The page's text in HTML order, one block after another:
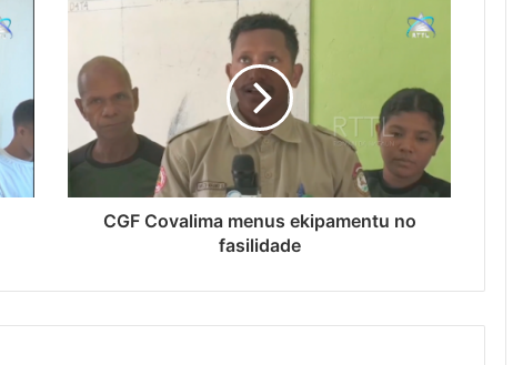
CGF Covalima menus ekipamentu no
fasilidade